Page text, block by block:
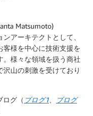
Matsumoto)
ンアーキテクトとして、
客様を中心に技術支援を
。様々な領域を扱う商社
沢山の刺激を受けており
ログ（ ブログ1
ブログ